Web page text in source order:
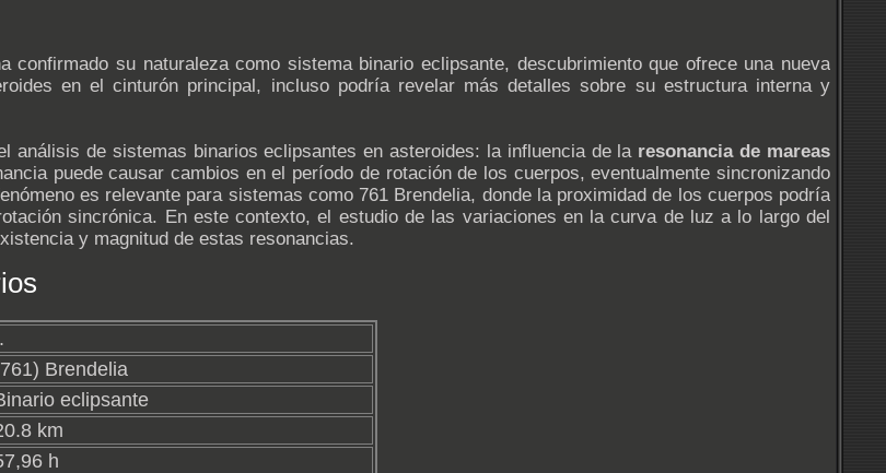
confirmado su naturaleza como sistema binario eclipsante, descubrimiento que ofrece una nueva
en el cinturón principal, incluso podría revelar más detalles sobre su estructura interna y
análisis de sistemas binarios eclipsantes en asteroides: la influencia de la resonancia de mareas
puede causar cambios en el período de rotación de los cuerpos, eventualmente sincronizando
es relevante para sistemas como 761 Brendelia, donde la proximidad de los cuerpos podría
sincrónica. En este contexto, el estudio de las variaciones en la curva de luz a lo largo del
y magnitud de estas resonancias.
Brendelia
eclipsante
km
h